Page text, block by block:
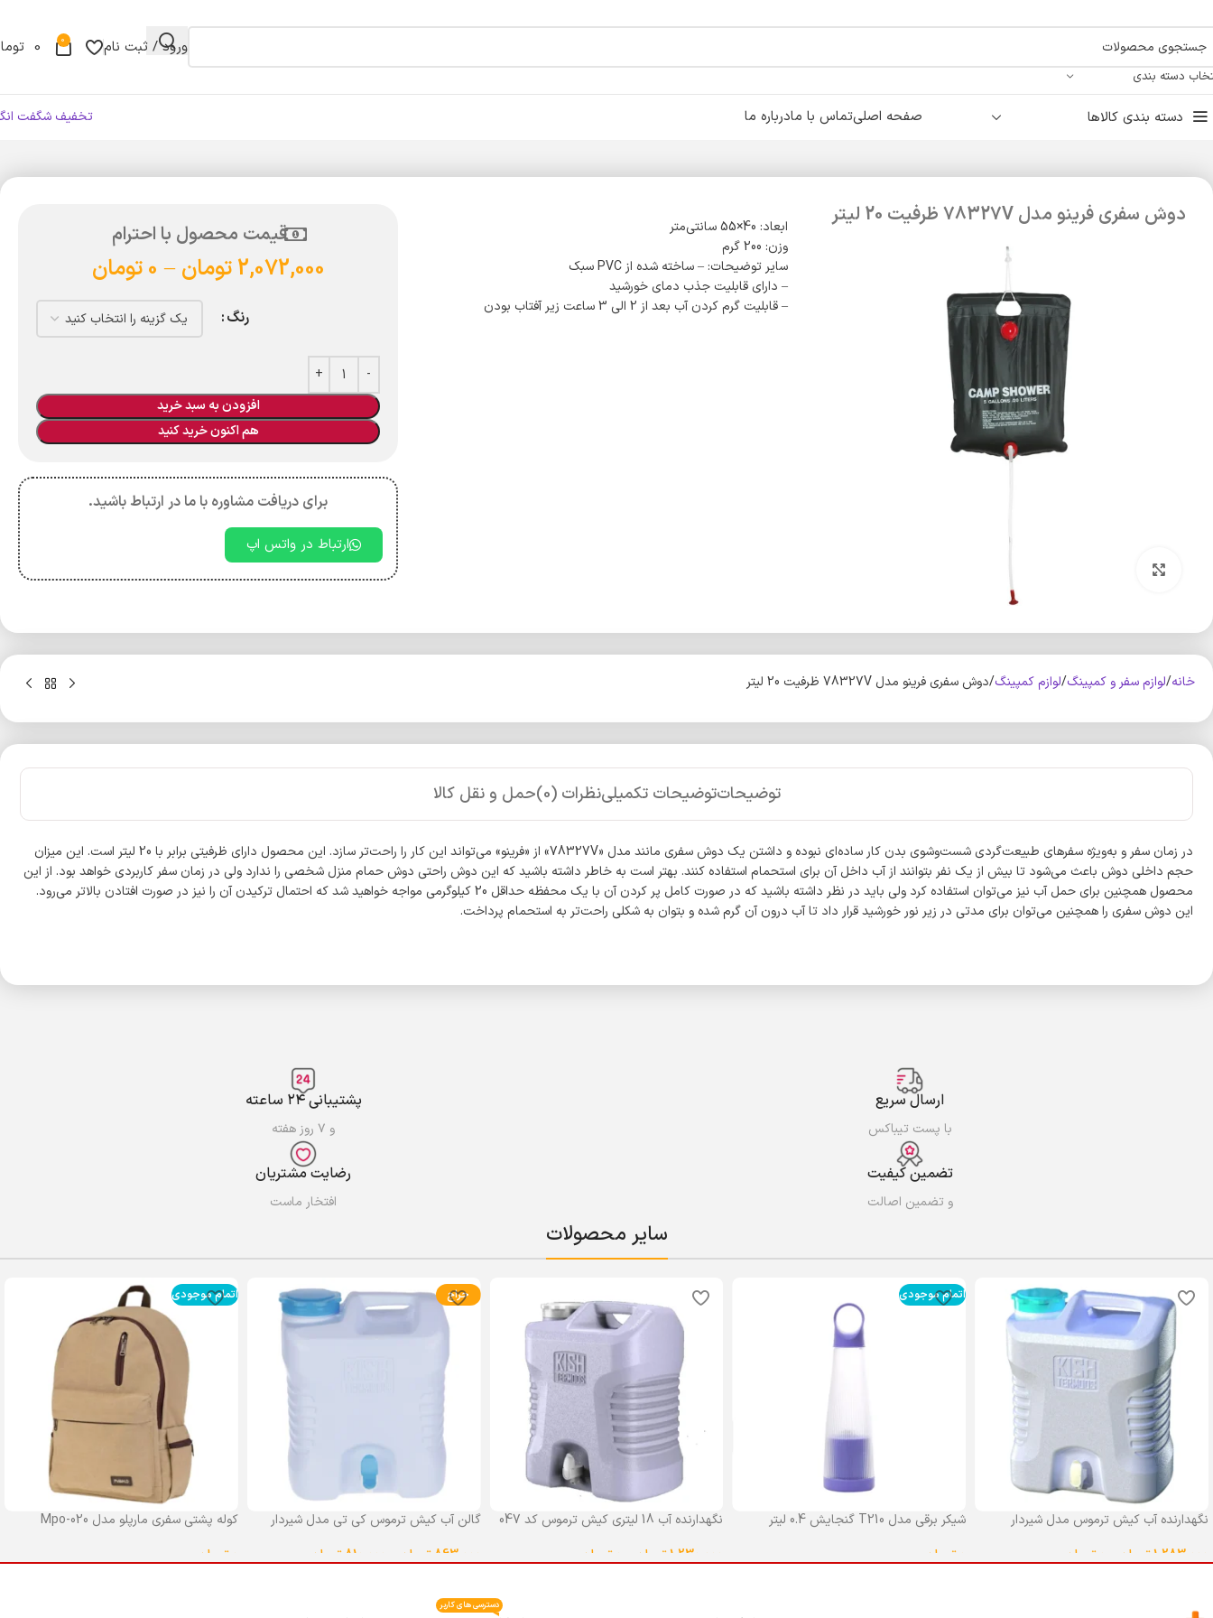
دسته بندی
ورود / ثبت نام 0
0
دسته بندی کالاها صفحه اصلیتماس با مادرباره ما تخفیف شگفت
دوش سفری فرینو مدل 78327V ظرفیت 20 لیتر
ابعاد: 40×55 سانتی‌متر
وزن: 200 گرم
سایر توضیحات: – ساخته شده از PVC سبک
– دارای قابلیت جذب دمای خورشید
– قابلیت گرم کردن آب بعد از 2 الی 3 ساعت زیر آفتاب بودن
قیمت محصول با احترام
2,072,000 تومان –
0 تومان
رنگ
افزودن به سبد خرید
هم اکنون خرید کنید
برای دریافت مشاوره با ما در ارتباط باشید.
ارتباط در واتس اپ
خانه لوازم سفر و کمپینگ لوازم کمپینگ دوش سفری فرینو مدل 78327V ظرفیت 20 لیتر
توضیحاتتوضیحات تکمیلینظرات (0) حمل و نقل کالا
در زمان سفر و به‌ویژه سفرهای طبیعت‌گردی شست‌وشوی بدن کار ساده‌ای نبوده و داشتن یک دوش سفری مانند مدل «78327V» از «فرینو» می‌تواند این کار را راحت‌تر سازد. این محصول دارای ظرفیتی برابر با 20 لیتر است. این میزان
حجم داخلی دوش باعث می‌شود تا بیش از یک نفر بتوانند از آب داخل آن برای استحمام استفاده کنند. بهتر است به خاطر داشته باشید که این دوش راحتی دوش حمام منزل شخصی را ندارد ولی در زمان سفر کاربردی خواهد بود. از این
محصول همچنین برای حمل آب نیز می‌توان استفاده کرد ولی باید در نظر داشته باشید که در صورت کامل پر کردن آن با یک محفظه حداقل 20 کیلوگرمی مواجه خواهید شد که احتمال ترکیدن آن را نیز در صورت افتادن بالاتر می‌رود.
این دوش سفری را همچنین می‌توان برای مدتی در زیر نور خورشید قرار داد تا آب درون آن گرم شده و بتوان به شکلی راحت‌تر به استحمام پرداخت.
ارسال سریع
با پست تیباکس
پشتیبانی ۲۴ ساعته
و ۷ روز هفته
تضمین کیفیت
و تضمین اصالت
رضایت مشتریان
افتخار ماست
سایر محصولات
نگهدارنده آب کیش ترموس مدل شیردار
1,283,000تومان تومان
اتمام موجودی
شیکر برقی مدل T210 گنجایش 0.4 لیتر
تومان
نگهدارنده آب 18 لیتری کیش ترموس کد 047
1,230,000تومان تومان
حراج
گالن آب کیش ترموس کی تی مدل شیردار
863,000 تومان 810,000 تومان
اتمام موجودی
کوله پشتی سفری مارپلو مدل Mpo-020
تومان
دسترسی های کاربر